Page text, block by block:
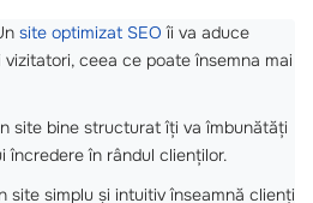
site optimizat SEO îi va aduce
ceea ce poate însemna mai
site bine structurat îți va îmbunătăți
încredere în rândul clienților.
site simplu și intuitiv înseamnă clienți